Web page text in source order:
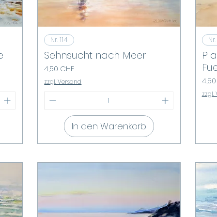
Nr. 114
Sehnsucht nach Meer
Preis
4,50 CHF
zzgl. Versand
In den Warenkorb
Preis
zzgl.